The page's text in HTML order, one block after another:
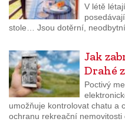
V létě
stole… Jsou dotěrní,
Jak
Drahé
Poctivý
umožňuje kontrolovat chatu a
ochranu rekreační nemovitosti